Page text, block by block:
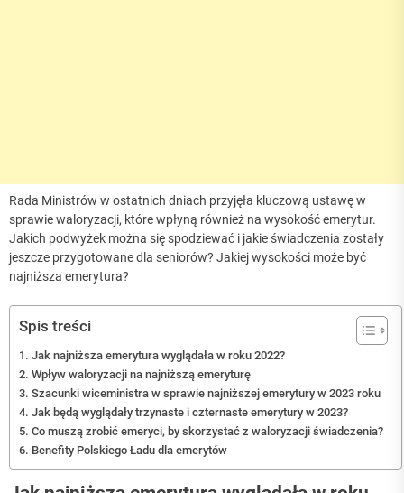
Rada Ministrów w ostatnich dniach przyjęła kluczową ustawę w
sprawie waloryzacji, które wpłyną również na wysokość emerytur.
Jakich podwyżek można się spodziewać i jakie świadczenia zostały
jeszcze przygotowane dla seniorów? Jakiej wysokości może być
najniższa emerytura?
Spis treści
Jak najniższa emerytura wyglądała w roku 2022?
Wpływ waloryzacji na najniższą emeryturę
Szacunki wiceministra w sprawie najniższej emerytury w 2023 roku
Jak będą wyglądały trzynaste i czternaste emerytury w 2023?
Co muszą zrobić emeryci, by skorzystać z waloryzacji świadczenia?
Benefity Polskiego Ładu dla emerytów